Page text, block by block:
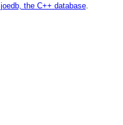
joedb, the C++ database.